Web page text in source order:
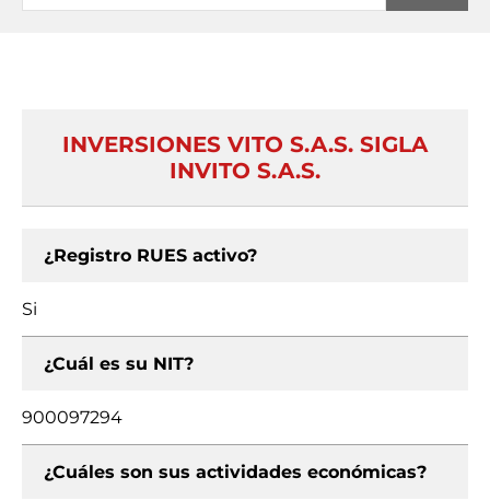
INVERSIONES VITO S.A.S. SIGLA
INVITO S.A.S.
¿Registro RUES activo?
Si
¿Cuál es su NIT?
900097294
¿Cuáles son sus actividades económicas?